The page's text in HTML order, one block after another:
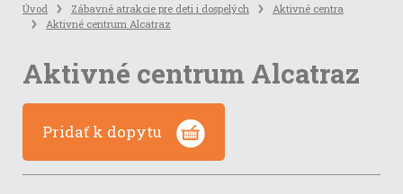
Úvod Zábavné atrakcie pre deti i dospelých
Aktivné centra
Aktivné centrum Alcatraz
Aktivné centrum Alcatraz
Pridať k dopytu